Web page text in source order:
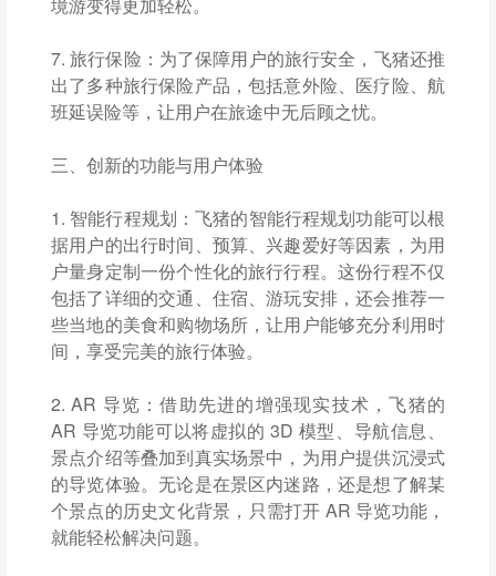
7. 旅行保险：为了保障用户的旅行安全，飞猪还推
出了多种旅行保险产品，包括意外险、医疗险、航
班延误险等，让用户在旅途中无后顾之忧。
三、创新的功能与用户体验
1. 智能行程规划：飞猪的智能行程规划功能可以根
据用户的出行时间、预算、兴趣爱好等因素，为用
户量身定制一份个性化的旅行行程。这份行程不仅
包括了详细的交通、住宿、游玩安排，还会推荐一
些当地的美食和购物场所，让用户能够充分利用时
间，享受完美的旅行体验。
2. AR 导览：借助先进的增强现实技术，飞猪的
AR 导览功能可以将虚拟的 3D 模型、导航信息、
景点介绍等叠加到真实场景中，为用户提供沉浸式
的导览体验。无论是在景区内迷路，还是想了解某
个景点的历史文化背景，只需打开 AR 导览功能，
就能轻松解决问题。